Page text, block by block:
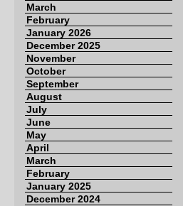
March
February
January 2026
December 2025
November
October
September
August
July
June
May
April
March
February
January 2025
December 2024